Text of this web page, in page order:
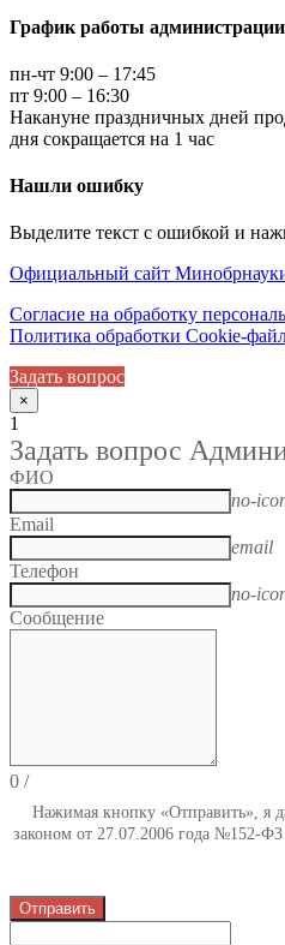
График работы администрации
пн-чт 9:00 – 17:45
пт 9:00 – 16:30
Накануне праздничных дней
дня сокращается на 1 час
Нашли ошибку
Выделите текст с ошибкой и
Официальный сайт
Согласие на обработку
Политика обработки Cookie-
Задать вопрос
×
1
Задать вопрос
ФИО
no-
Email
email
Телефон
no-
Сообщение
0 /
Нажимая кнопку «Отправить», я
законом от 27.07.2006 года №152-
Отправить